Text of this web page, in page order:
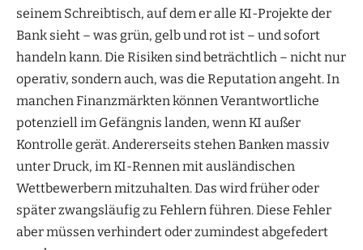
seinem Schreibtisch, auf dem er alle KI-Projekte der
Bank sieht – was grün, gelb und rot ist – und sofort
handeln kann. Die Risiken sind beträchtlich – nicht nur
operativ, sondern auch, was die Reputation angeht. In
manchen Finanzmärkten können Verantwortliche
potenziell im Gefängnis landen, wenn KI außer
Kontrolle gerät. Andererseits stehen Banken massiv
unter Druck, im KI-Rennen mit ausländischen
Wettbewerbern mitzuhalten. Das wird früher oder
später zwangsläufig zu Fehlern führen. Diese Fehler
aber müssen verhindert oder zumindest abgefedert